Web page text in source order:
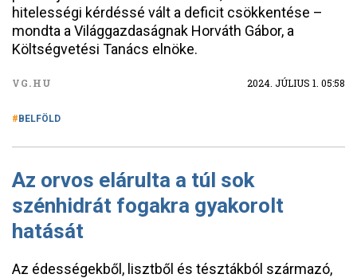
hitelességi kérdéssé vált a deficit csökkentése –
mondta a Világgazdaságnak Horváth Gábor, a
Költségvetési Tanács elnöke.
VG.HU 2024. JÚLIUS 1. 05:58
BELFÖLD
Az orvos elárulta a túl sok
szénhidrát fogakra gyakorolt
hatását
Az édességekből, lisztből és tésztákból származó,